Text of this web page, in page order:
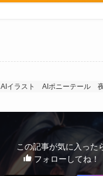
AIイラスト AIポニーテール
この記事が気に入った
フォローしてね！